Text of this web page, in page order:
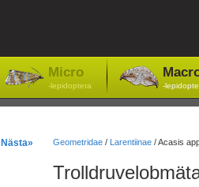
Micro
-lepidoptera -
Geometridae/ Larentiinae/Acasis
Nästa»